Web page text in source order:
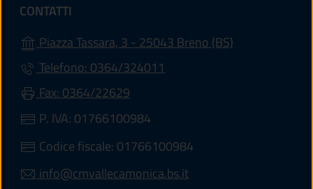
CONTATTI
Piazza Tassara, 3 - 25043 Breno (BS)
Telefono: 0364/324011
Fax: 0364/22629
P. IVA: 01766100984
Codice fiscale: 01766100984
info@cmvallecamonica.bs.it